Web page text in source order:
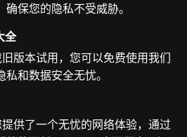
保您的隐私不受威胁。
全
版本试用，您可以免费使用我们
和数据安全无忧。
供了一个无忧的网络体验，通过